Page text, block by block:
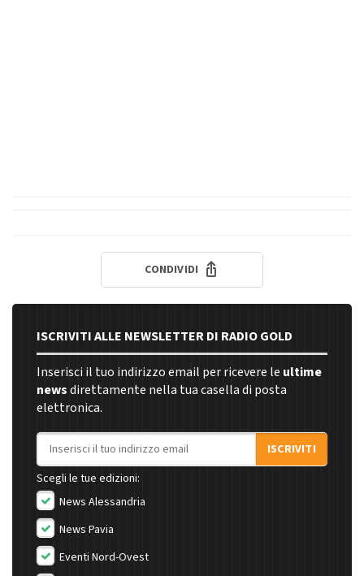
CONDIVIDI
ISCRIVITI ALLE NEWSLETTER DI RADIO GOLD
Inserisci il tuo indirizzo email per ricevere le ultime
newsdirettamente nella tua casella di posta
elettronica.
Indirizzo email
ISCRIVITI
Scegli le tue edizioni:
News Alessandria
News Pavia
Eventi Nord-Ovest